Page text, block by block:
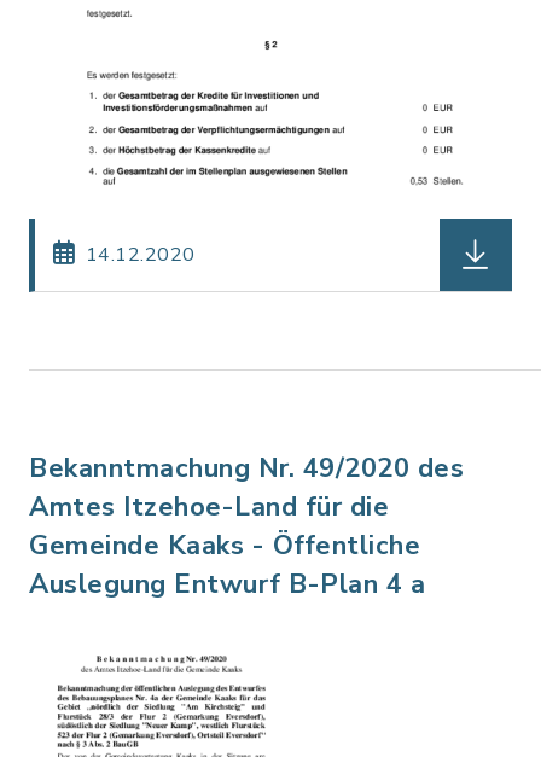
14.12.2020
Bekanntmachung Nr. 49/2020 des
Amtes Itzehoe-Land für die
Gemeinde Kaaks - Öffentliche
Auslegung Entwurf B-Plan 4 a